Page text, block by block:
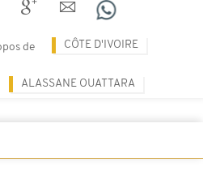
de CÔTE D'IVOIRE
ALASSANE OUATTARA